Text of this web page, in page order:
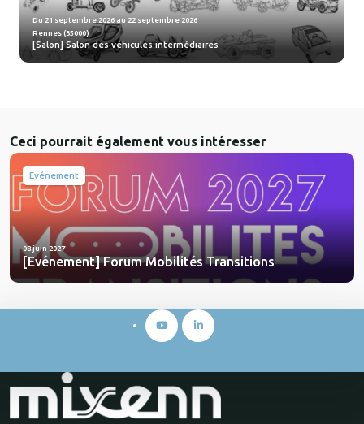
Du 21 septembre 2026 au 22 septembre 2026
Rennes (35000)
[Salon] Salon des véhicules intermédiaires
Ceci pourrait également vous intéresser
Evénement
08 juin 2027
[Evénement] Forum Mobilités Transitions